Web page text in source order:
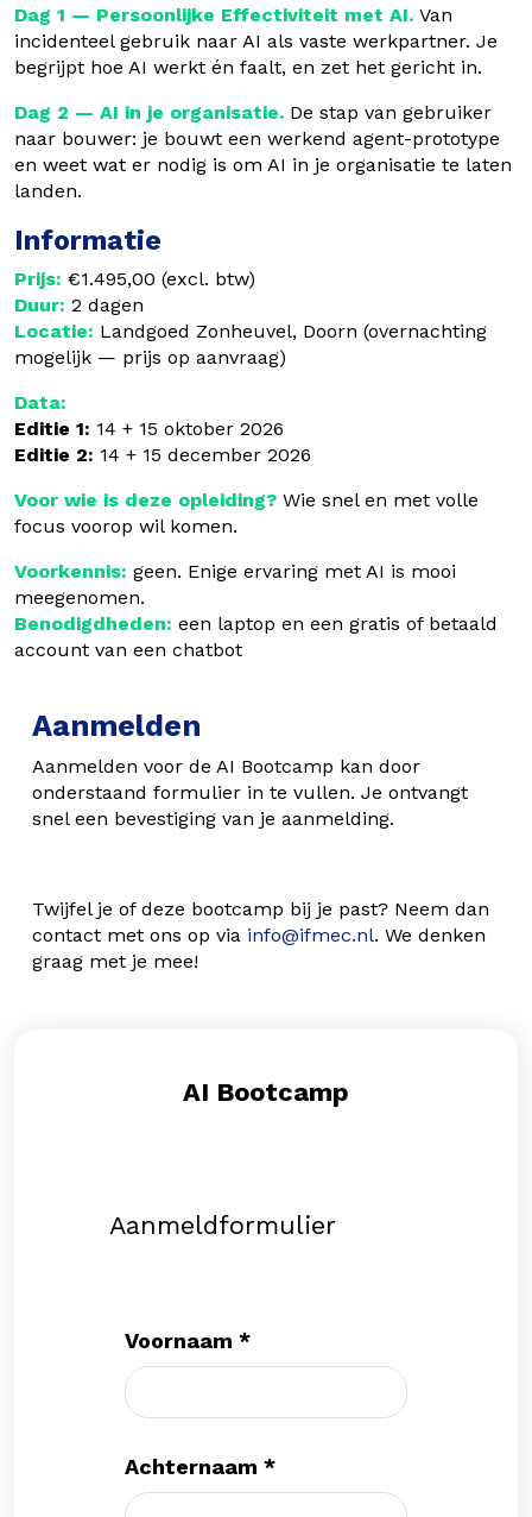
Dag 1 — Persoonlijke Effectiviteit met AI. Van
incidenteel gebruik naar AI als vaste werkpartner. Je
begrijpt hoe AI werkt én faalt, en zet het gericht in.
Dag 2 — AI in je organisatie. De stap van gebruiker
naar bouwer: je bouwt een werkend agent-prototype
en weet wat er nodig is om AI in je organisatie te laten
landen.
Informatie
Prijs: €1.495,00 (excl. btw)
Duur: 2 dagen
Locatie: Landgoed Zonheuvel, Doorn (overnachting
mogelijk — prijs op aanvraag)
Data:
Editie 1: 14 + 15 oktober 2026
Editie 2: 14 + 15 december 2026
Voor wie is deze opleiding? Wie snel en met volle
focus voorop wil komen.
Voorkennis: geen. Enige ervaring met AI is mooi
meegenomen.
Benodigdheden: een laptop en een gratis of betaald
account van een chatbot
Aanmelden
Aanmelden voor de AI Bootcamp kan door
onderstaand formulier in te vullen. Je ontvangt
snel een bevestiging van je aanmelding.
Twijfel je of deze bootcamp bij je past? Neem dan
contact met ons op via info@ifmec.nl. We denken
graag met je mee!
AI Bootcamp
Aanmeldformulier
Voornaam*
Achternaam*